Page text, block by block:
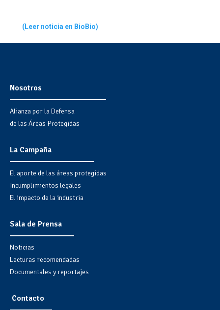
(Leer noticia en BioBio)
Nosotros
Alianza por la Defensa
de las Áreas Protegidas
La Campaña
El aporte de las áreas protegidas
Incumplimientos legales
El impacto de la industria
Sala de Prensa
Noticias
Lecturas recomendadas
Documentales y reportajes
Contacto